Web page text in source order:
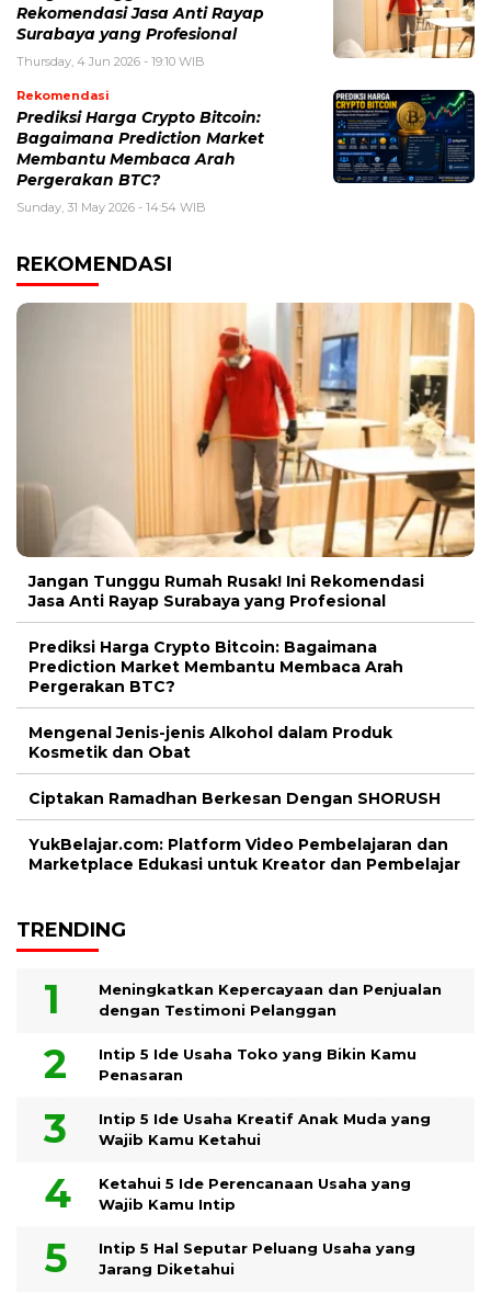
Rekomendasi Jasa Anti Rayap
Surabaya yang Profesional
Thursday, 4 Jun 2026 - 19:10 WIB
Rekomendasi
Prediksi Harga Crypto Bitcoin:
Bagaimana Prediction Market
Membantu Membaca Arah
Pergerakan BTC?
Sunday, 31 May 2026 - 14:54 WIB
REKOMENDASI
Jangan Tunggu Rumah Rusak! Ini Rekomendasi
Jasa Anti Rayap Surabaya yang Profesional
Prediksi Harga Crypto Bitcoin: Bagaimana
Prediction Market Membantu Membaca Arah
Pergerakan BTC?
Mengenal Jenis-jenis Alkohol dalam Produk
Kosmetik dan Obat
Ciptakan Ramadhan Berkesan Dengan SHORUSH
YukBelajar.com: Platform Video Pembelajaran dan
Marketplace Edukasi untuk Kreator dan Pembelajar
TRENDING
Meningkatkan Kepercayaan dan Penjualan
dengan Testimoni Pelanggan
Intip 5 Ide Usaha Toko yang Bikin Kamu
Penasaran
Intip 5 Ide Usaha Kreatif Anak Muda yang
Wajib Kamu Ketahui
Ketahui 5 Ide Perencanaan Usaha yang
Wajib Kamu Intip
Intip 5 Hal Seputar Peluang Usaha yang
Jarang Diketahui